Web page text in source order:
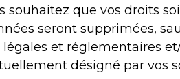
que vos droits
seront supprimées,
et réglementaires
désigné par vos